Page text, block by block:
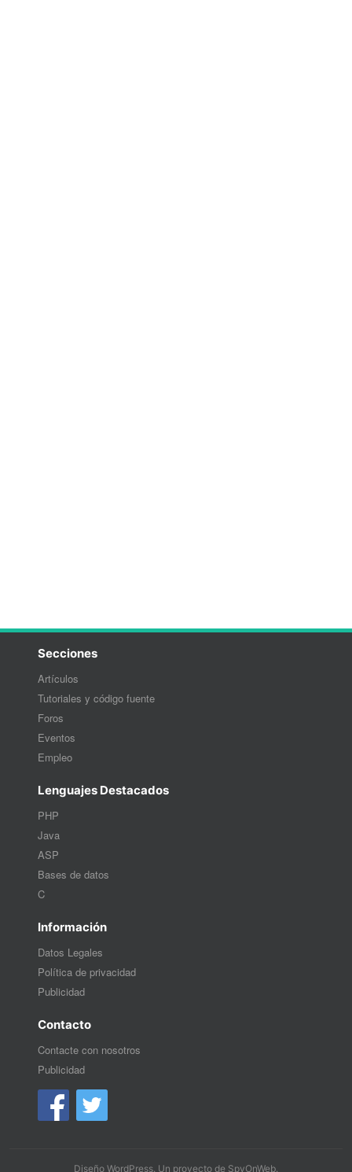
Secciones
Artículos
Tutoriales y código fuente
Foros
Eventos
Empleo
Lenguajes Destacados
PHP
Java
ASP
Bases de datos
C
Información
Datos Legales
Política de privacidad
Publicidad
Contacto
Contacte con nosotros
Publicidad
Diseño WordPress. Un proyecto de SpyOnWeb.